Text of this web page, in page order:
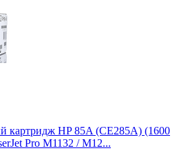
картридж HP 85A (CE285A) (1600
Pro M1132 / M12...